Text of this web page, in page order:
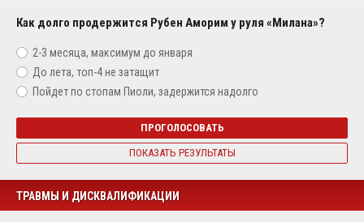
Как долго продержится Рубен Аморим у руля «Милана»?
2-3 месяца, максимум до января
До лета, топ-4 не затащит
Пойдет по стопам Пиоли, задержится надолго
ПРОГОЛОСОВАТЬ
ПОКАЗАТЬ РЕЗУЛЬТАТЫ
ТРАВМЫ И ДИСКВАЛИФИКАЦИИ